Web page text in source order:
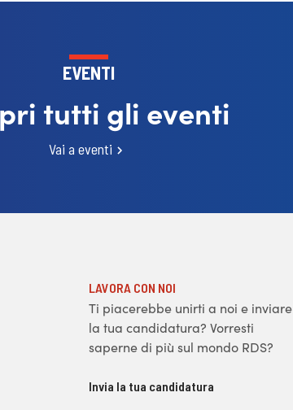
EVENTI
tutti gli eventi
Vai a eventi
LAVORA CON NOI
Ti piacerebbe unirti a noi e inviare
la tua candidatura? Vorresti
saperne di più sul mondo RDS?
Invia la tua candidatura